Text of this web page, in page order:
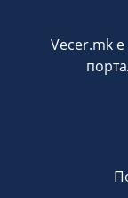
Vecer.mk